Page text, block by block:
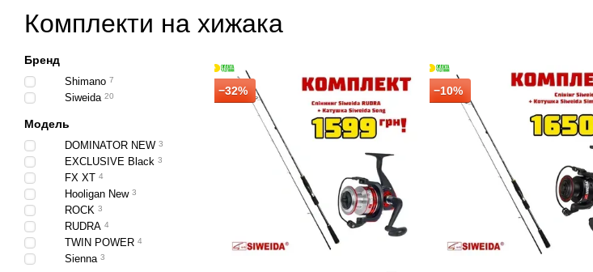
Комплекти на хижака
−32% −10%
Бренд
Shimano 7
Siweida 20
Модель
DOMINATOR NEW 3
EXCLUSIVE Black 3
FX XT 4
Hooligan New 3
ROCK 3
RUDRA 4
TWIN POWER 4
Sienna 3